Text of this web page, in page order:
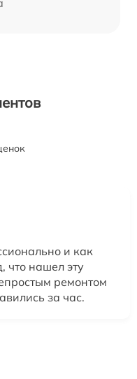
и как
что нашел эту
ремонтом
за час.